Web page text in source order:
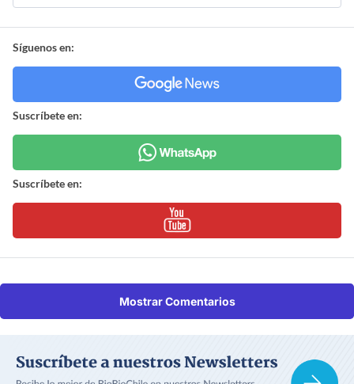
Síguenos en:
Suscríbete en:
Suscríbete en:
Mostrar Comentarios